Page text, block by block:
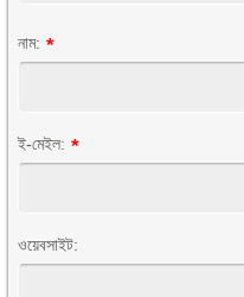
নাম: *
ই-মেইল: *
ওয়েবসাইট: